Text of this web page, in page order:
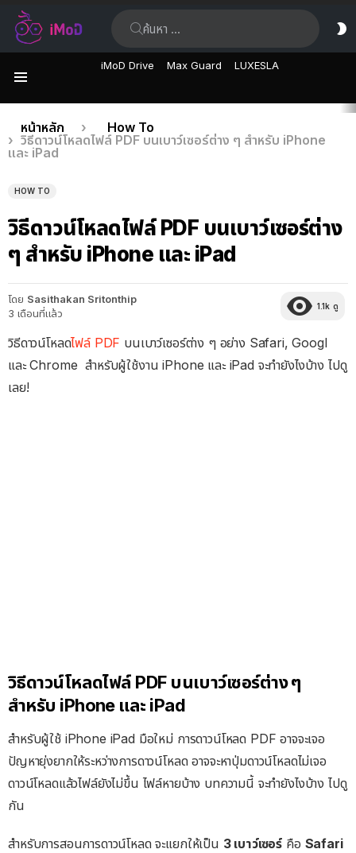
iMoD Drive Max Guard LUXESLA
เรื่อง
ล่าสุด
คุณอยู่ที่นี่:
หน้าหลัก
How To
วิธีดาวน์โหลดไฟล์ PDF บนเบาว์เซอร์ต่าง ๆ สำหรับ iPhone
และ iPad
HOW TO
วิธีดาวน์โหลดไฟล์ PDF บนเบาว์เซอร์ต่าง
ๆ สำหรับ iPhone และ iPad
โดย Sasithakan Sritonthip
3 เดือนที่แล้ว
1.1k ดู
วิธีดาวน์โหลดไฟล์ PDF บนเบาว์เซอร์ต่าง ๆ อย่าง Safari, Googl
และ Chrome สำหรับผู้ใช้งาน iPhone และ iPad จะทำยังไงบ้าง ไปดู
เลย!
วิธีดาวน์โหลดไฟล์ PDF บนเบาว์เซอร์ต่าง ๆ
สำหรับ iPhone และ iPad
สำหรับผู้ใช้ iPhone iPad มือใหม่ การดาวน์โหลด PDF อาจจะเจอ
ปัญหายุ่งยากให้ระหว่างการดาวน์โหลด อาจจะหาปุ่มดาวน์โหลดไม่เจอ
ดาวน์โหลดแล้วไฟล์ยังไม่ขึ้น ไฟล์หายบ้าง บทความนี้ จะทำยังไงบ้าง ไปดู
กัน
สำหรับการสอนการดาวน์โหลด จะแยกให้เป็น 3 เบาว์เซอร์ คือ Safari